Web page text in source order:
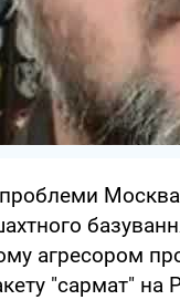
проблеми
агресором
"сармат" на